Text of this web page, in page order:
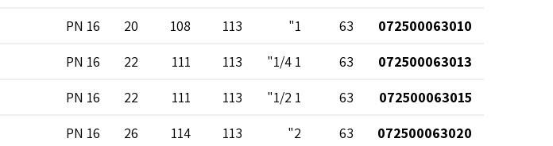
072500063010
63
1"
113
108
20
PN 16
072500063013
63
1 1/4"
113
111
22
PN 16
072500063015
63
1 1/2"
113
111
22
PN 16
072500063020
63
2"
113
114
26
PN 16